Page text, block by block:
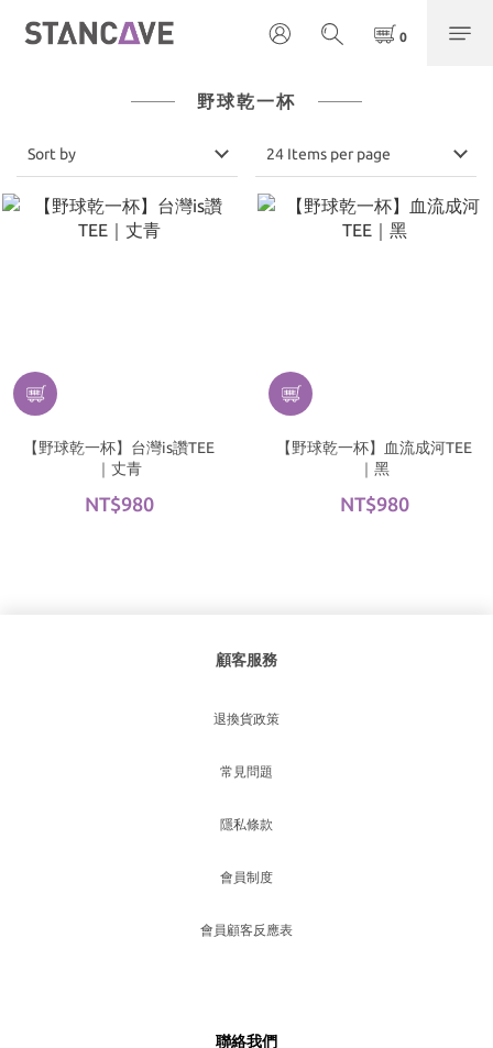
野球乾一杯
Sort by 24 Items per page
【野球乾一杯】台灣is讚TEE
｜丈青
NT$980
【野球乾一杯】血流成河TEE
｜黑
NT$980
顧客服務
退換貨政策
常見問題
隱私條款
會員制度
會員顧客反應表
聯絡我們